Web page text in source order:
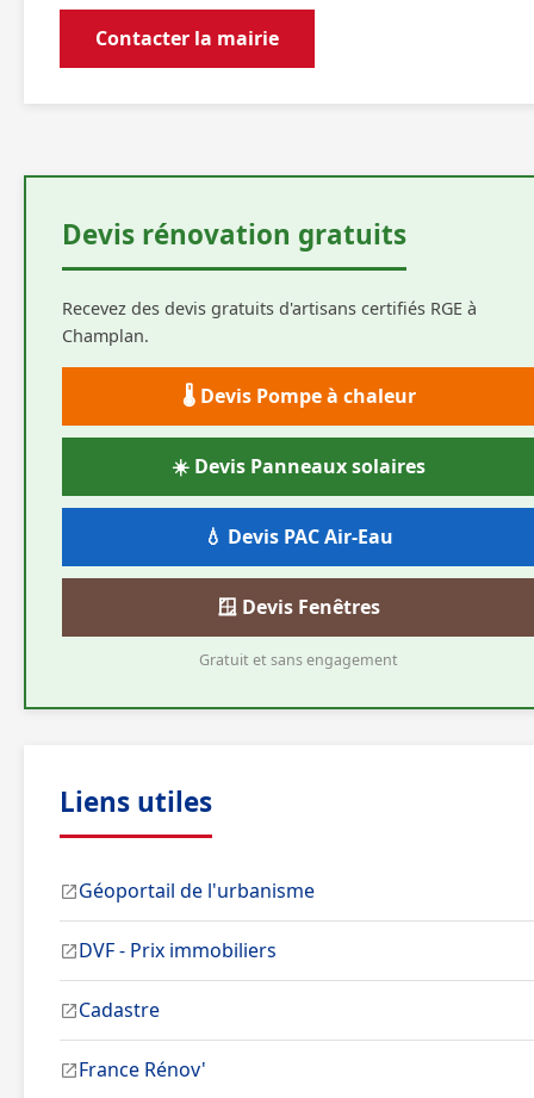
Contacter la mairie
Devis rénovation gratuits
Recevez des devis gratuits d'artisans certifiés RGE à
Champlan.
🌡️ Devis Pompe à chaleur
☀️ Devis Panneaux solaires
💧 Devis PAC Air-Eau
🪟 Devis Fenêtres
Gratuit et sans engagement
Liens utiles
Géoportail de l'urbanisme
DVF - Prix immobiliers
Cadastre
France Rénov'